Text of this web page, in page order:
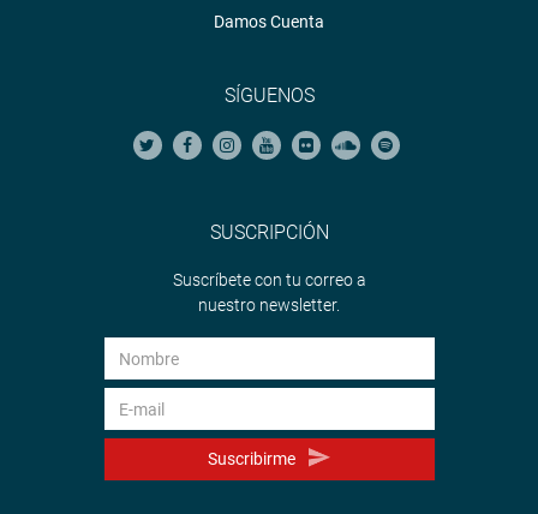
Damos Cuenta
SÍGUENOS
SUSCRIPCIÓN
Suscríbete con tu correo a
nuestro newsletter.
Suscribirme